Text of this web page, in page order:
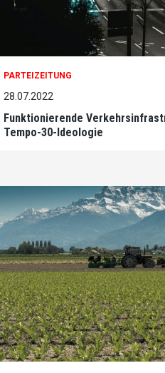
PARTEIZEITUNG
28.07.2022
Funktionierende
Tempo-30-Ideologie